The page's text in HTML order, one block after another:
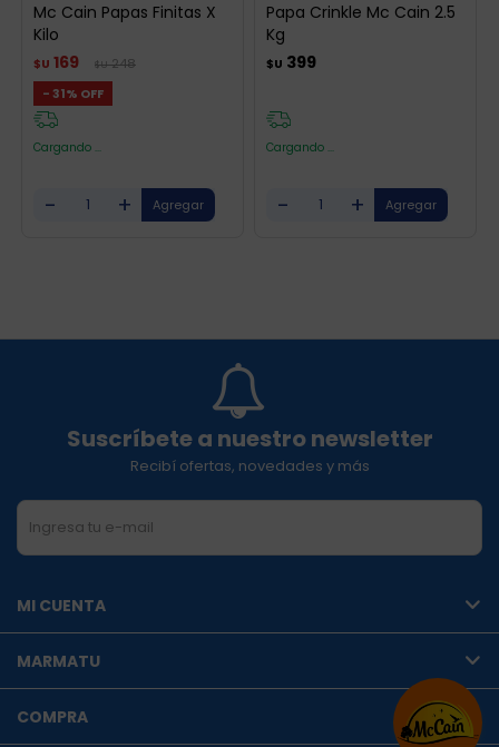
Mc Cain Papas Finitas X
Kilo
$U 169 $U 248
31
Cargando ...
- +
Papa Crinkle Mc Cain 2.5
Kg
$U 399
Cargando ...
- +
Suscríbete a nuestro newsletter
Recibí ofertas, novedades y más
MI CUENTA
MARMATU
COMPRA